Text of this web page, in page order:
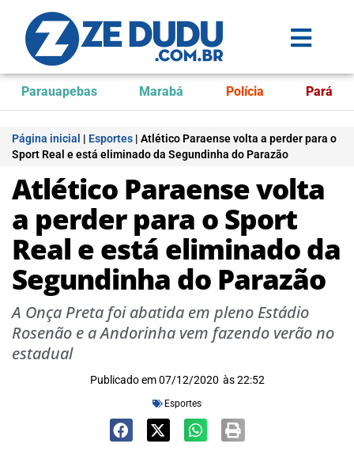
Parauapebas Marabá Polícia Pará
Página inicial | Esportes | Atlético Paraense volta a perder para o
Sport Real e está eliminado da Segundinha do Parazão
Atlético Paraense volta
a perder para o Sport
Real e está eliminado da
Segundinha do Parazão
A Onça Preta foi abatida em pleno Estádio
Rosenão e a Andorinha vem fazendo verão no
estadual
Publicado em 07/12/2020 às 22:52
Esportes